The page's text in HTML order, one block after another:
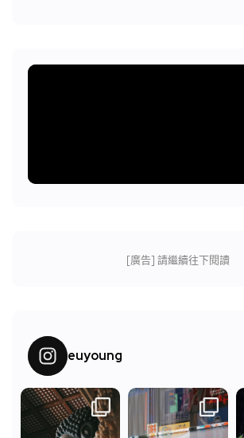
[廣告] 請繼續往下閱讀
euyoung